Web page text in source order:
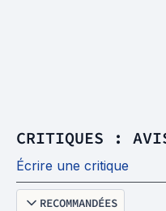
CRITIQUES :
Écrire une critique
RECOMMANDÉES